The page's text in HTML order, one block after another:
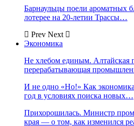
Барнаульцы поели ароматных
лотерее на 20-летии Трассы…
Prev Next
Экономика
Не хлебом единым. Алтайская
перерабатывающая
И не одно «Но!» Как
год в условиях поиска новых…
Прихорошилась. Министр
края — о том, как изменился